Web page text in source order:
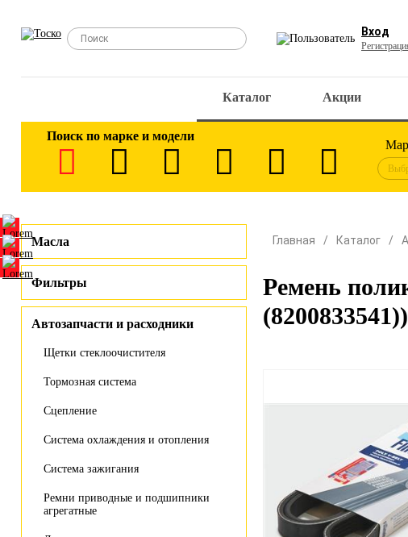
Вход
Каталог Акции
Поиск по марке и модели
Масла
Фильтры
Автозапчасти и расходники
Щетки стеклоочистителя
Тормозная система
Сцепление
Система охлаждения и отопления
Система зажигания
Ремни приводные и подшипники
агрегатные
Главная Каталог
Ремень
(8200833541))